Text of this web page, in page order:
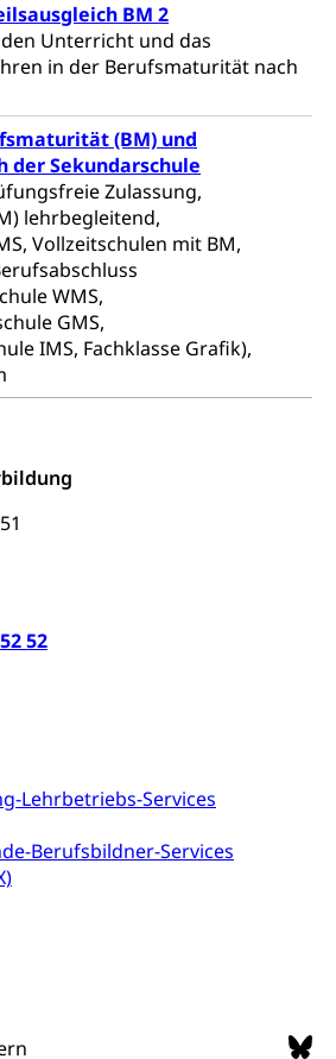
BM 2
Unterricht und das
in der Berufsmaturität nach
(BM) und
der Sekundarschule
Zulassung,
lehrbegleitend,
Vollzeitschulen mit BM,
WMS,
GMS,
IMS, Fachklasse Grafik),
52
Lehrbetriebs-Services
Berufsbildner-Services
Landwirtschaft und
Wald)
(GEO-Portal
rawi)
Boden
Schadstoffe, Giftstoffe, Störfall
und Gifte (Umweltberatung
Luzern)
Grundstück
ÖREB-Kataster
Stromversorgung,
Energiequelle,
Sonnenenergie, fossile
Energie, Biomasse
Zentralschweiz
Grundbuch
mit Eigentümerabfrage
Klimaschutz,
Klima